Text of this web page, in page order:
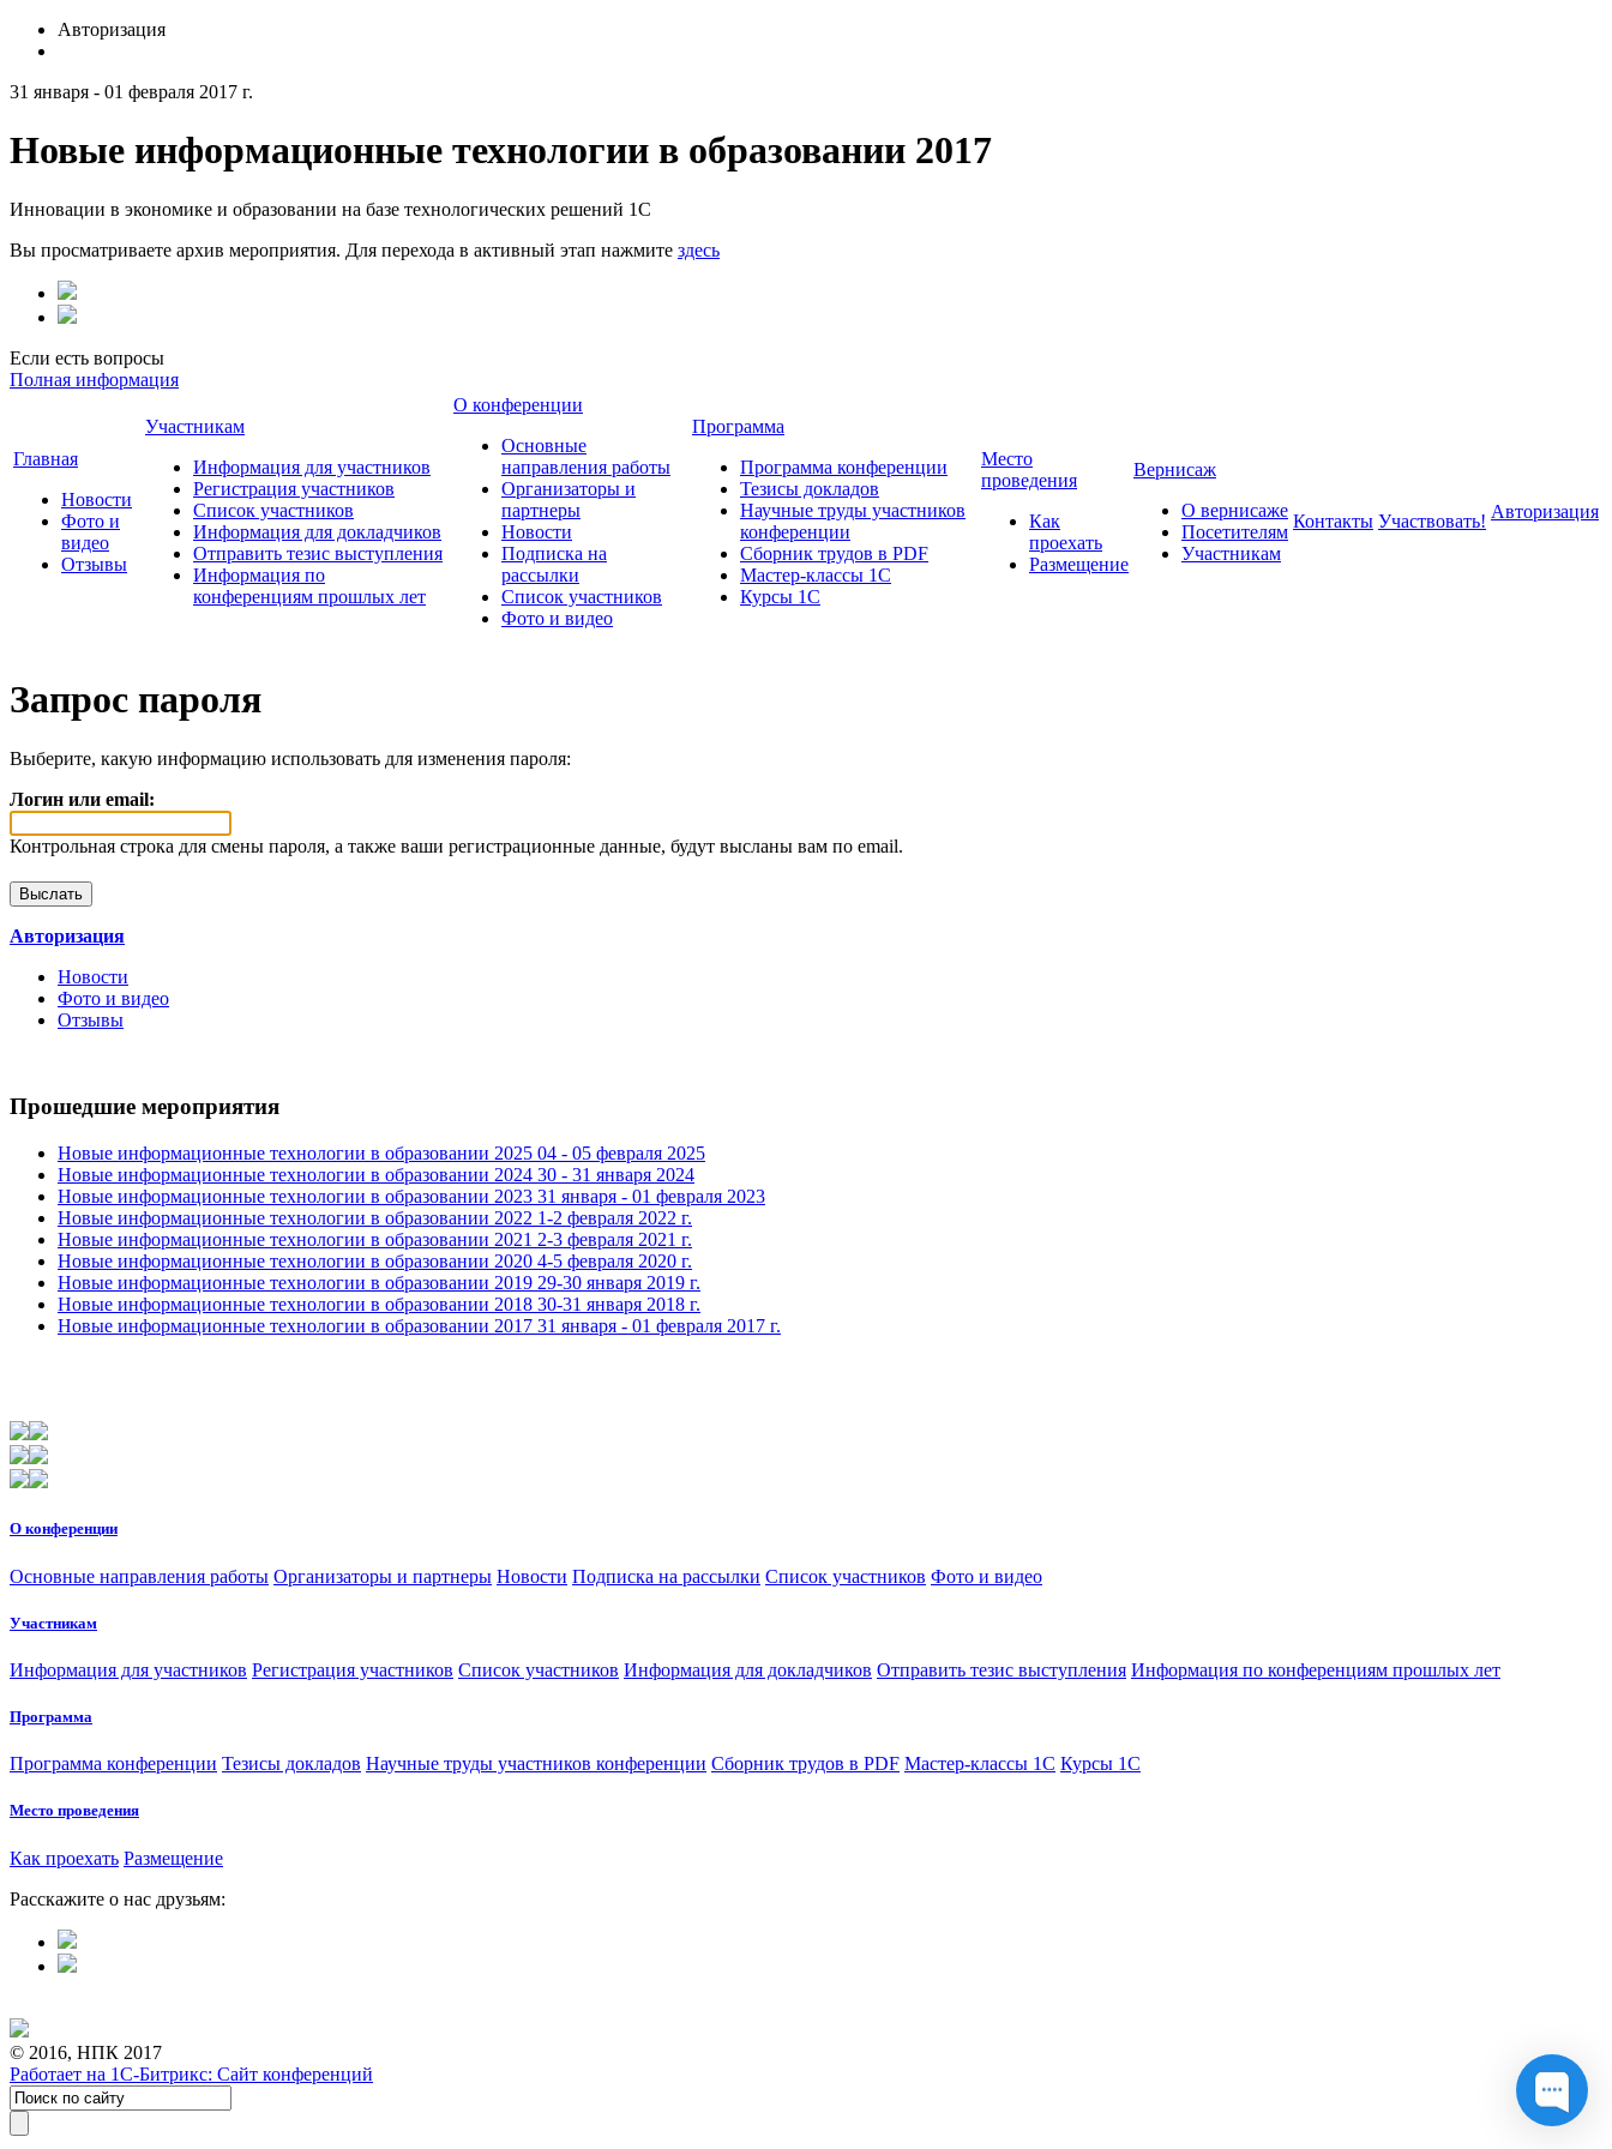
Авторизация
31 января - 01 февраля 2017 г.
Новые информационные технологии в образовании 2017
Инновации в экономике и образовании на базе технологических решений 1С
Вы просматриваете архив мероприятия. Для перехода в активный этап нажмите здесь
Если есть вопросы
Полная информация
Главная
Новости
Фото и
видео
Отзывы
Участникам
Информация для участников
Регистрация участников
Список участников
Информация для докладчиков
Отправить тезис выступления
Информация по
конференциям прошлых лет
О конференции
Основные
направления работы
Организаторы и
партнеры
Новости
Подписка на
рассылки
Список участников
Фото и видео
Программа
Программа конференции
Тезисы докладов
Научные труды участников
конференции
Сборник трудов в PDF
Мастер-классы 1С
Курсы 1С
Место
проведения
Как
проехать
Размещение
Вернисаж
О вернисаже
Посетителям
Участникам
Контакты Участвовать! Авторизация
Запрос пароля
Выберите, какую информацию использовать для изменения пароля:
Логин или email:
Контрольная строка для смены пароля, а также ваши регистрационные данные, будут высланы вам по email.
Авторизация
Новости
Фото и видео
Отзывы
Прошедшие мероприятия
Новые информационные технологии в образовании 2025 04 - 05 февраля 2025
Новые информационные технологии в образовании 2024 30 - 31 января 2024
Новые информационные технологии в образовании 2023 31 января - 01 февраля 2023
Новые информационные технологии в образовании 2022 1-2 февраля 2022 г.
Новые информационные технологии в образовании 2021 2-3 февраля 2021 г.
Новые информационные технологии в образовании 2020 4-5 февраля 2020 г.
Новые информационные технологии в образовании 2019 29-30 января 2019 г.
Новые информационные технологии в образовании 2018 30-31 января 2018 г.
Новые информационные технологии в образовании 2017 31 января - 01 февраля 2017 г.
О конференции
Основные направления работы Организаторы и партнеры Новости Подписка на рассылки Список участников Фото и видео
Участникам
Информация для участников Регистрация участников Список участников Информация для докладчиков Отправить тезис выступления Информация по конференциям прошлых лет
Программа
Программа конференции Тезисы докладов Научные труды участников конференции Сборник трудов в PDF Мастер-классы 1С Курсы 1С
Место проведения
Как проехать Размещение
Расскажите о нас друзьям:
© 2016, НПК 2017
Работает на 1С-Битрикс: Сайт конференций